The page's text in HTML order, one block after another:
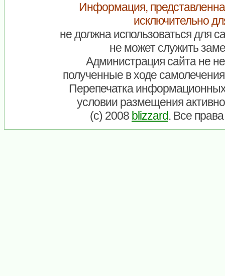
Информация,
исключительно
не должна использоваться для
не может служить
Администрация сайта не
полученные в ходе
Перепечатка
условии размещения
(c) 2008 blizzard. Все